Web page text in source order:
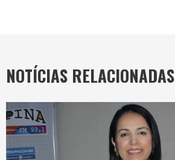
NOTÍCIAS RELACIONADAS